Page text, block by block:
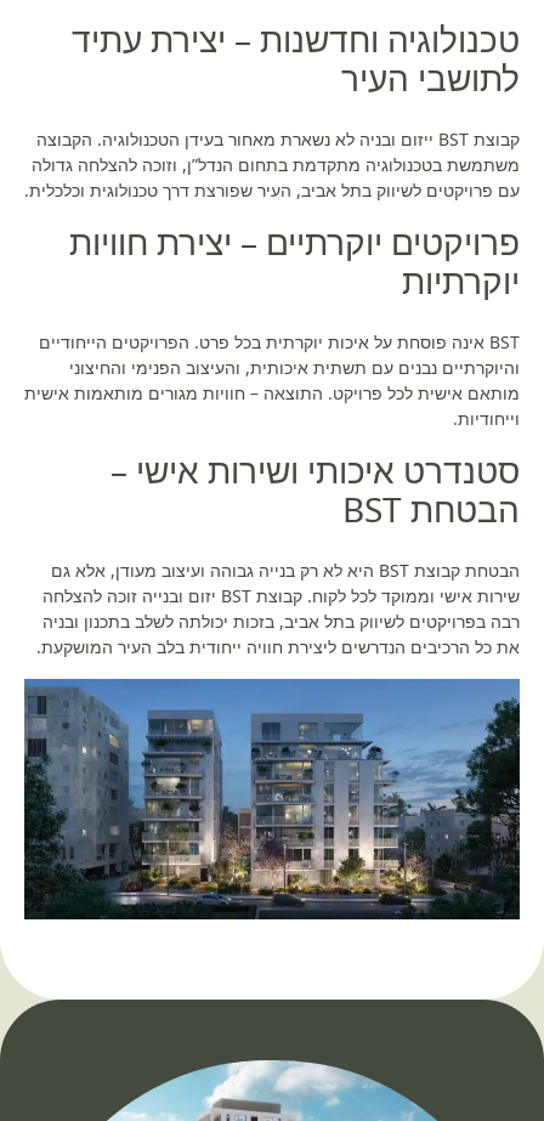
טכנולוגיה וחדשנות – יצירת עתיד
לתושבי העיר
קבוצת BST ייזום ובניה לא נשארת מאחור בעידן הטכנולוגיה. הקבוצה
משתמשת בטכנולוגיה מתקדמת בתחום הנדל”ן, וזוכה להצלחה גדולה
עם פרויקטים לשיווק בתל אביב, העיר שפורצת דרך טכנולוגית וכלכלית.
פרויקטים יוקרתיים – יצירת חוויות
יוקרתיות
BST אינה פוסחת על איכות יוקרתית בכל פרט. הפרויקטים הייחודיים
והיוקרתיים נבנים עם תשתית איכותית, והעיצוב הפנימי והחיצוני
מותאם אישית לכל פרויקט. התוצאה – חוויות מגורים מותאמות אישית
וייחודיות.
סטנדרט איכותי ושירות אישי –
הבטחת BST
הבטחת קבוצת BST היא לא רק בנייה גבוהה ועיצוב מעודן, אלא גם
שירות אישי וממוקד לכל לקוח. קבוצת BST יזום ובנייה זוכה להצלחה
רבה בפרויקטים לשיווק בתל אביב, בזכות יכולתה לשלב בתכנון ובניה
את כל הרכיבים הנדרשים ליצירת חוויה ייחודית בלב העיר המושקעת.